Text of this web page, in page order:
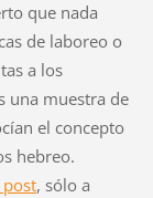
que nada
de laboreo o
a los
una muestra de
el concepto
hebreo.
post, sólo a